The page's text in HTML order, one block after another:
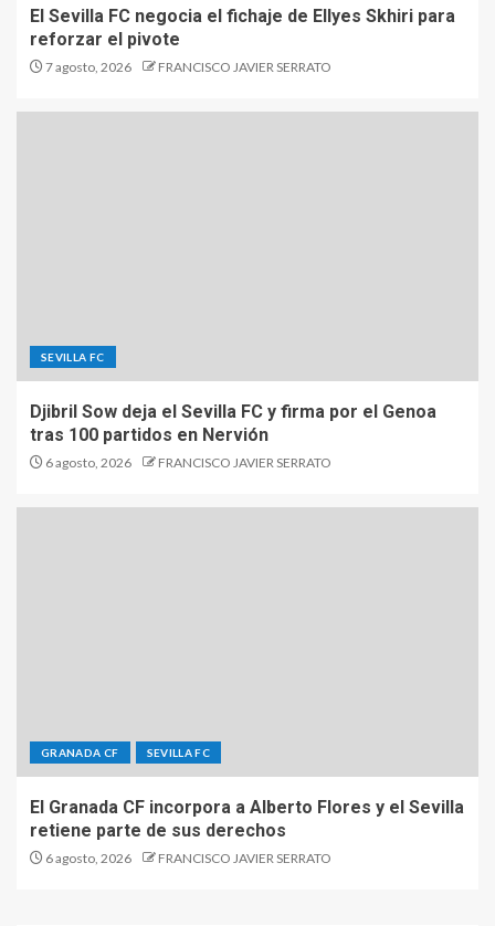
El Sevilla FC negocia el fichaje de Ellyes Skhiri para
reforzar el pivote
7 agosto, 2026 FRANCISCO JAVIER SERRATO
SEVILLA FC
Djibril Sow deja el Sevilla FC y firma por el Genoa
tras 100 partidos en Nervión
6 agosto, 2026 FRANCISCO JAVIER SERRATO
GRANADA CF SEVILLA FC
El Granada CF incorpora a Alberto Flores y el Sevilla
retiene parte de sus derechos
6 agosto, 2026 FRANCISCO JAVIER SERRATO